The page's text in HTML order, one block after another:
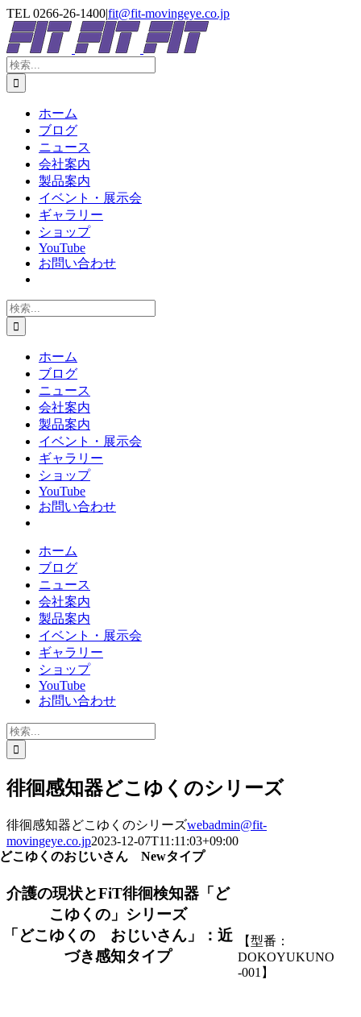
Skip
to
content
TEL 0266-26-1400|fit@fit-movingeye.co.jp
Facebook
YouTube
Blogger
電
子
メ
ー
ル
検
索
…
ホーム
ブログ
ニュース
会社案内
製品案内
イベント・展示会
ギャラリー
ショップ
YouTube
お問い合わせ
検
索
…
ホーム
ブログ
ニュース
会社案内
製品案内
イベント・展示会
ギャラリー
ショップ
YouTube
お問い合わせ
ホーム
ブログ
ニュース
会社案内
製品案内
イベント・展示会
ギャラリー
ショップ
YouTube
お問い合わせ
検
索
…
徘徊感知器どこゆくのシリーズ
徘徊感知器どこゆくのシリーズwebadmin@fit-
movingeye.co.jp2023-12-07T11:11:03+09:00
どこゆくのおじいさん Newタイプ
介護の現状とFiT徘徊検知器「ど
こゆくの」シリーズ
「どこゆくの おじいさん」：近
づき感知タイプ
【型番：
DOKOYUKUNO
-001】